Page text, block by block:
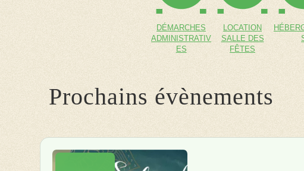
DÉMARCHES
ADMINISTRATIV
ES
LOCATION
SALLE DES
FÊTES
Prochains évènements